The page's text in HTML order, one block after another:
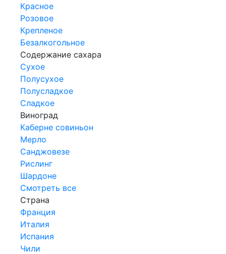
Красное
Розовое
Крепленое
Безалкогольное
Содержание сахара
Сухое
Полусухое
Полусладкое
Сладкое
Виноград
Каберне совиньон
Мерло
Санджовезе
Рислинг
Шардоне
Смотреть все
Страна
Франция
Италия
Испания
Чили